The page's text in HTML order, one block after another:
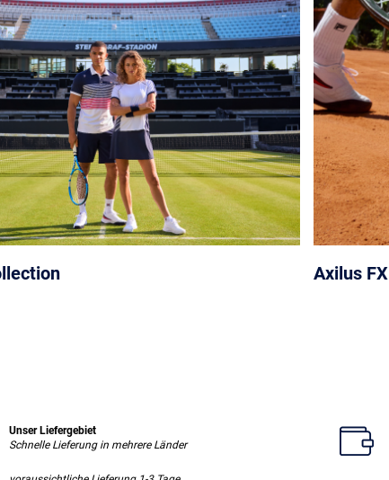
Axilus FX
Unser Liefergebiet
Schnelle Lieferung in mehrere Länder